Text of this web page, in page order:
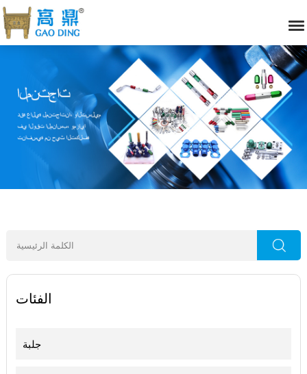
الفئات
جلبة